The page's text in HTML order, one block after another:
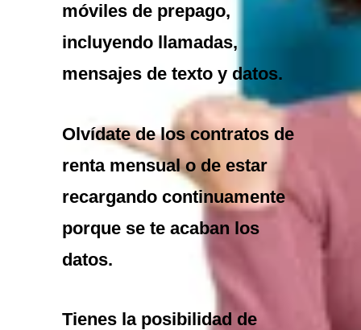
móviles de prepago,
incluyendo llamadas,
mensajes de texto y datos.
Olvídate de los contratos de
renta mensual o de estar
recargando continuamente
porque se te acaban los
datos.
Tienes la posibilidad de